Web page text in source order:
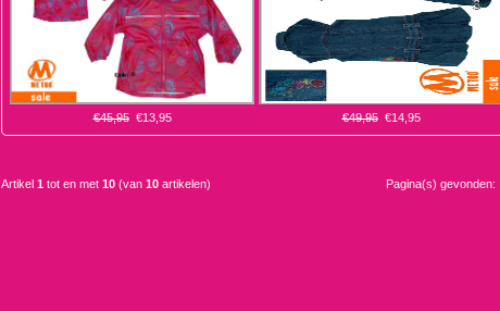
€45,95 €13,95 €49,95 €14,95
Pagina(s)
Artikel 1 tot en met 10 (van 10 artikelen)